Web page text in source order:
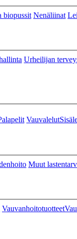
biopussit Nenäliinat
Urheilijan
Vauvalelut
Muut
Vauvanhoitotuotteet